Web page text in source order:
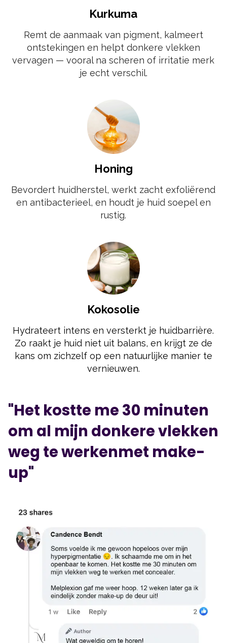
Kurkuma
Remt de aanmaak van pigment, kalmeert
ontstekingen en helpt donkere vlekken
vervagen — vooral na scheren of irritatie merk
je echt verschil.
Honing
Bevordert huidherstel, werkt zacht exfoliërend
en antibacterieel, en houdt je huid soepel en
rustig.
Kokosolie
Hydrateert intens en versterkt je huidbarrière.
Zo raakt je huid niet uit balans, en krijgt ze de
kans om zichzelf op een natuurlijke manier te
vernieuwen.
"Het kostte me 30 minuten
om al mijn donkere vlekken
weg te werkenmet make-
up"